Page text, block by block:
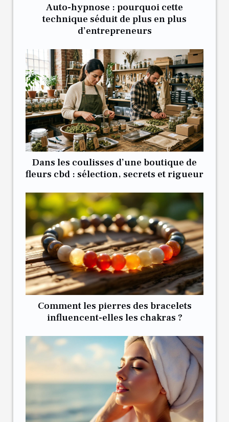
Auto-hypnose : pourquoi cette
technique séduit de plus en plus
d’entrepreneurs
Dans les coulisses d’une boutique de
fleurs cbd : sélection, secrets et rigueur
Comment les pierres des bracelets
influencent-elles les chakras ?